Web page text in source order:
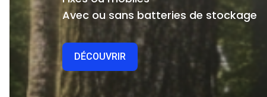
Avec ou sans batteries de stockage
DÉCOUVRIR